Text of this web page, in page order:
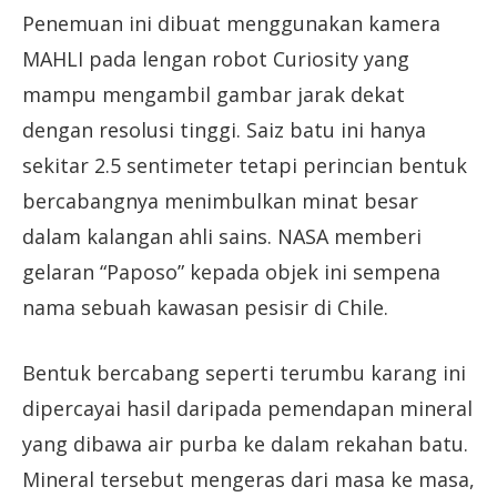
Penemuan ini dibuat menggunakan kamera
MAHLI pada lengan robot Curiosity yang
mampu mengambil gambar jarak dekat
dengan resolusi tinggi. Saiz batu ini hanya
sekitar 2.5 sentimeter tetapi perincian bentuk
bercabangnya menimbulkan minat besar
dalam kalangan ahli sains. NASA memberi
gelaran “Paposo” kepada objek ini sempena
nama sebuah kawasan pesisir di Chile.
Bentuk bercabang seperti terumbu karang ini
dipercayai hasil daripada pemendapan mineral
yang dibawa air purba ke dalam rekahan batu.
Mineral tersebut mengeras dari masa ke masa,